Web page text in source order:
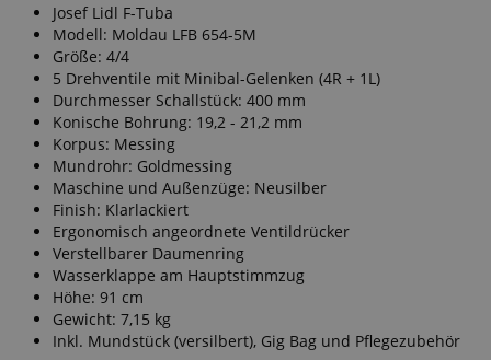
Josef Lidl F-Tuba
Modell: Moldau LFB 654-5M
Größe: 4/4
5 Drehventile mit Minibal-Gelenken (4R + 1L)
Durchmesser Schallstück: 400 mm
Konische Bohrung: 19,2 - 21,2 mm
Korpus: Messing
Mundrohr: Goldmessing
Maschine und Außenzüge: Neusilber
Finish: Klarlackiert
Ergonomisch angeordnete Ventildrücker
Verstellbarer Daumenring
Wasserklappe am Hauptstimmzug
Höhe: 91 cm
Gewicht: 7,15 kg
Inkl. Mundstück (versilbert), Gig Bag und Pflegezubehör